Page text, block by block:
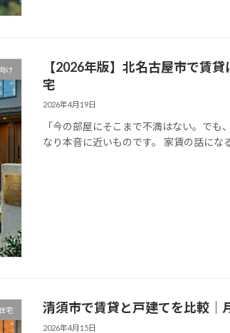
け
【2026年版】北名古屋市で賃
宅
2026年4月19日
「今の部屋にそこまで不満はない。で
なり本音に近いものです。 家賃の話に
宅 清須市で賃貸と戸建てを比較｜
2026年4月15日